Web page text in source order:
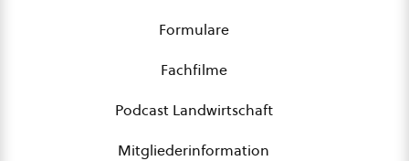
Formulare
Fachfilme
Podcast Landwirtschaft
Mitgliederinformation